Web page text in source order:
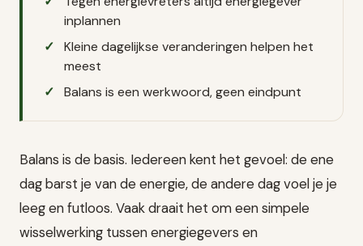
inplannen
Kleine dagelijkse veranderingen helpen het
meest
Balans is een werkwoord, geen eindpunt
Balans is de basis. Iedereen kent het gevoel: de ene
dag barst je van de energie, de andere dag voel je je
leeg en futloos. Vaak draait het om een simpele
wisselwerking tussen energiegevers en